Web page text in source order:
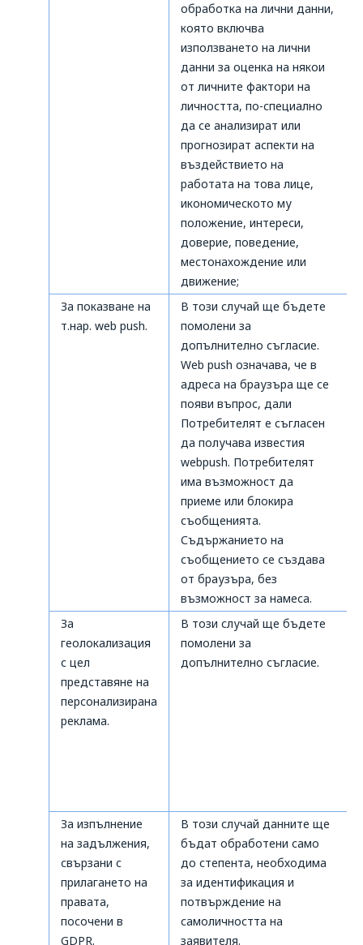
обработка на лични данни,
която включва
използването на лични
данни за оценка на някои
от личните фактори на
личността, по-специално
да се анализират или
прогнозират аспекти на
въздействието на
работата на това лице,
икономическото му
положение, интереси,
доверие, поведение,
местонахождение или
движение;
За показване на
т.нар. web push.
В този случай ще бъдете
помолени за
допълнително съгласие.
Web push означава, че в
адреса на браузъра ще се
появи въпрос, дали
Потребителят е съгласен
да получава известия
webpush. Потребителят
има възможност да
приеме или блокира
съобщенията.
Съдържанието на
съобщението се създава
от браузъра, без
възможност за намеса.
За
геолокализация
с цел
представяне на
персонализирана
реклама.
В този случай ще бъдете
помолени за
допълнително съгласие.
За изпълнение
на задължения,
свързани с
прилагането на
правата,
посочени в
GDPR.
В този случай данните ще
бъдат обработени само
до степента, необходима
за идентификация и
потвърждение на
самоличността на
заявителя.